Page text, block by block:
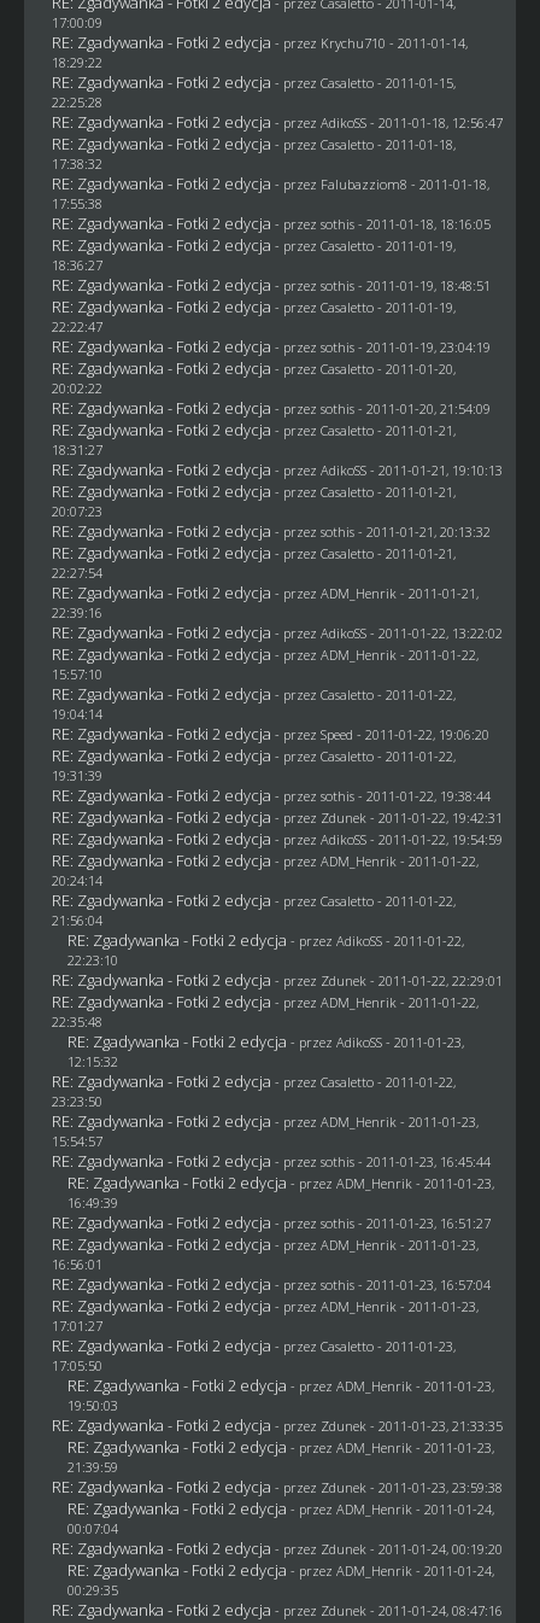
17:00:09
RE: Zgadywanka - Fotki 2 edycja - przez Krychu710 - 2011-01-14,
18:29:22
RE: Zgadywanka - Fotki 2 edycja - przez Casaletto- 2011-01-15,
22:25:28
RE: Zgadywanka - Fotki 2 edycja - przez AdikoSS - 2011-01-18, 12:56:47
RE: Zgadywanka - Fotki 2 edycja - przez Casaletto- 2011-01-18,
17:38:32
RE: Zgadywanka - Fotki 2 edycja - przez Falubazziom8 - 2011-01-18,
17:55:38
RE: Zgadywanka - Fotki 2 edycja - przez sothis- 2011-01-18, 18:16:05
RE: Zgadywanka - Fotki 2 edycja - przez Casaletto- 2011-01-19,
18:36:27
RE: Zgadywanka - Fotki 2 edycja - przez sothis- 2011-01-19, 18:48:51
RE: Zgadywanka - Fotki 2 edycja - przez Casaletto- 2011-01-19,
22:22:47
RE: Zgadywanka - Fotki 2 edycja - przez sothis- 2011-01-19, 23:04:19
RE: Zgadywanka - Fotki 2 edycja - przez Casaletto- 2011-01-20,
20:02:22
RE: Zgadywanka - Fotki 2 edycja - przez sothis- 2011-01-20, 21:54:09
RE: Zgadywanka - Fotki 2 edycja - przez Casaletto- 2011-01-21,
18:31:27
RE: Zgadywanka - Fotki 2 edycja - przez AdikoSS - 2011-01-21, 19:10:13
RE: Zgadywanka - Fotki 2 edycja - przez Casaletto- 2011-01-21,
20:07:23
RE: Zgadywanka - Fotki 2 edycja - przez sothis- 2011-01-21, 20:13:32
RE: Zgadywanka - Fotki 2 edycja - przez Casaletto- 2011-01-21,
22:27:54
RE: Zgadywanka - Fotki 2 edycja - przez ADM_Henrik - 2011-01-21,
22:39:16
RE: Zgadywanka - Fotki 2 edycja - przez AdikoSS - 2011-01-22, 13:22:02
RE: Zgadywanka - Fotki 2 edycja - przez ADM_Henrik - 2011-01-22,
15:57:10
RE: Zgadywanka - Fotki 2 edycja - przez Casaletto- 2011-01-22,
19:04:14
RE: Zgadywanka - Fotki 2 edycja - przez Speed - 2011-01-22, 19:06:20
RE: Zgadywanka - Fotki 2 edycja - przez Casaletto- 2011-01-22,
19:31:39
RE: Zgadywanka - Fotki 2 edycja - przez sothis- 2011-01-22, 19:38:44
RE: Zgadywanka - Fotki 2 edycja - przez Zdunek - 2011-01-22, 19:42:31
RE: Zgadywanka - Fotki 2 edycja - przez AdikoSS - 2011-01-22, 19:54:59
RE: Zgadywanka - Fotki 2 edycja - przez ADM_Henrik - 2011-01-22,
20:24:14
RE: Zgadywanka - Fotki 2 edycja - przez Casaletto- 2011-01-22,
21:56:04
RE: Zgadywanka - Fotki 2 edycja - przez AdikoSS - 2011-01-22,
22:23:10
RE: Zgadywanka - Fotki 2 edycja - przez Zdunek - 2011-01-22, 22:29:01
RE: Zgadywanka - Fotki 2 edycja - przez ADM_Henrik - 2011-01-22,
22:35:48
RE: Zgadywanka - Fotki 2 edycja - przez AdikoSS - 2011-01-23,
12:15:32
RE: Zgadywanka - Fotki 2 edycja - przez Casaletto- 2011-01-22,
23:23:50
RE: Zgadywanka - Fotki 2 edycja - przez ADM_Henrik - 2011-01-23,
15:54:57
RE: Zgadywanka - Fotki 2 edycja - przez sothis- 2011-01-23, 16:45:44
RE: Zgadywanka - Fotki 2 edycja - przez ADM_Henrik - 2011-01-23,
16:49:39
RE: Zgadywanka - Fotki 2 edycja - przez sothis- 2011-01-23, 16:51:27
RE: Zgadywanka - Fotki 2 edycja - przez ADM_Henrik - 2011-01-23,
16:56:01
RE: Zgadywanka - Fotki 2 edycja - przez sothis- 2011-01-23, 16:57:04
RE: Zgadywanka - Fotki 2 edycja - przez ADM_Henrik - 2011-01-23,
17:01:27
RE: Zgadywanka - Fotki 2 edycja - przez Casaletto- 2011-01-23,
17:05:50
RE: Zgadywanka - Fotki 2 edycja - przez ADM_Henrik - 2011-01-23,
19:50:03
RE: Zgadywanka - Fotki 2 edycja - przez Zdunek - 2011-01-23, 21:33:35
RE: Zgadywanka - Fotki 2 edycja - przez ADM_Henrik - 2011-01-23,
21:39:59
RE: Zgadywanka - Fotki 2 edycja - przez Zdunek - 2011-01-23, 23:59:38
RE: Zgadywanka - Fotki 2 edycja - przez ADM_Henrik - 2011-01-24,
00:07:04
RE: Zgadywanka - Fotki 2 edycja - przez Zdunek - 2011-01-24, 00:19:20
RE: Zgadywanka - Fotki 2 edycja - przez ADM_Henrik - 2011-01-24,
00:29:35
RE: Zgadywanka - Fotki 2 edycja - przez Zdunek - 2011-01-24, 08:47:16